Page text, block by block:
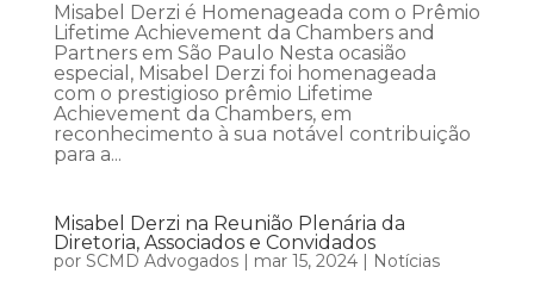
Misabel Derzi é Homenageada com o Prêmio
Lifetime Achievement da Chambers and
Partners em São Paulo Nesta ocasião
especial, Misabel Derzi foi homenageada
com o prestigioso prêmio Lifetime
Achievement da Chambers, em
reconhecimento à sua notável contribuição
para a...
Misabel Derzi na Reunião Plenária da
Diretoria, Associados e Convidados
por SCMD Advogados| mar 15, 2024| Notícias